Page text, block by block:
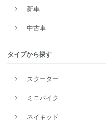
新車
中古車
タイプから探す
スクーター
ミニバイク
ネイキッド